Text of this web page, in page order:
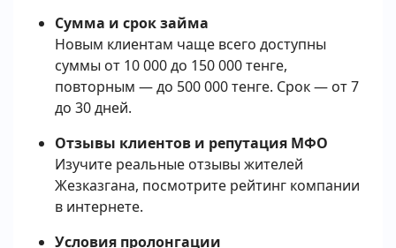
Сумма и срок займа
Новым клиентам чаще всего доступны
суммы от 10 000 до 150 000 тенге,
повторным — до 500 000 тенге. Срок — от 7
до 30 дней.
Отзывы клиентов и репутация МФО
Изучите реальные отзывы жителей
Жезказгана, посмотрите рейтинг компании
в интернете.
Условия пролонгации